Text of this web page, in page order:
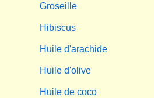
Groseille
Hibiscus
Huile d'arachide
Huile d'olive
Huile de coco